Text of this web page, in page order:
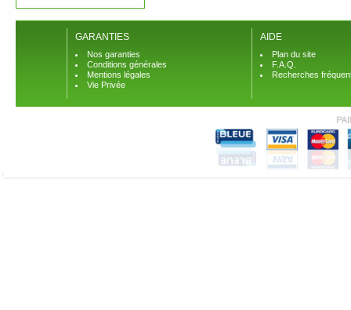
GARANTIES
Nos garanties
Conditions générales
Mentions légales
Vie Privée
AIDE
Plan du site
F.A.Q.
Recherches